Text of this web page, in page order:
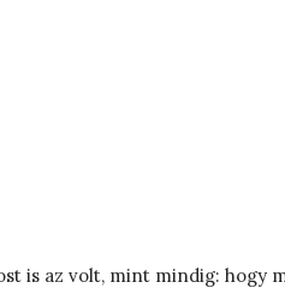
is az volt, mint mindig: